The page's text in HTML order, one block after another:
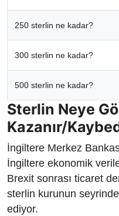
250 sterlin ne kadar?
300 sterlin ne kadar?
500 sterlin ne kadar?
Sterlin Neye
Kazanır/
İngiltere Merkez
İngiltere ekonomik
Brexit sonrası ticaret
sterlin kurunun
ediyor.